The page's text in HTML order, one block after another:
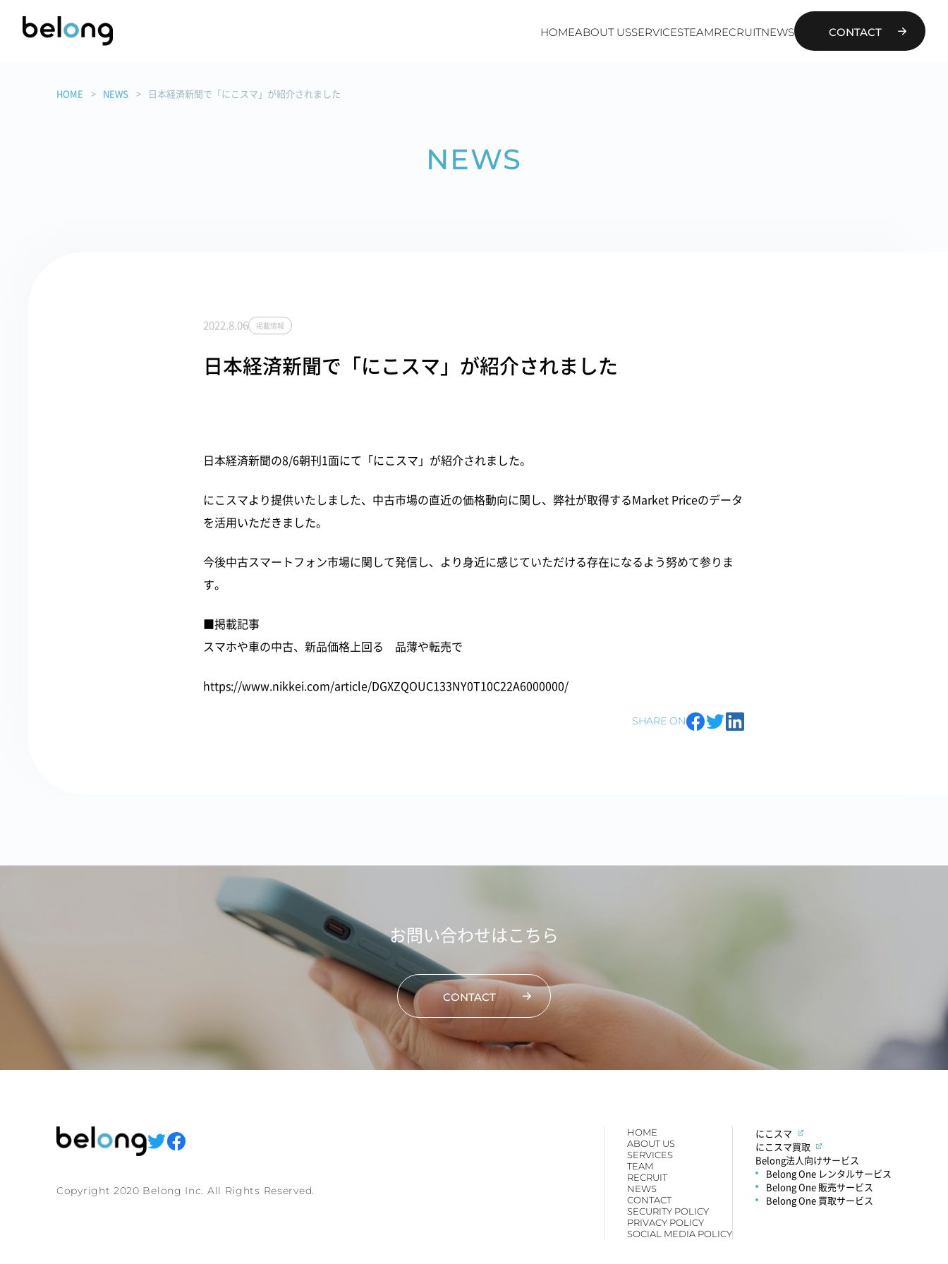
HOMEABOUT USSERVICESTEAMRECRUITNEWS CONTACT
HOME NEWS 日本経済新聞で「にこスマ」が紹介されました
NEWS
2022.8.06 掲載情報
日本経済新聞で「にこスマ」が紹介されました
日本経済新聞の8/6朝刊1面にて「にこスマ」が紹介されました。
にこスマより提供いたしました、中古市場の直近の価格動向に関し、弊社が取得するMarket Priceのデータ
を活用いただきました。
今後中古スマートフォン市場に関して発信し、より身近に感じていただける存在になるよう努めて参りま
す。
■掲載記事
スマホや車の中古、新品価格上回る 品薄や転売で
https://www.nikkei.com/article/DGXZQOUC133NY0T10C22A6000000/
SHARE ON
お問い合わせはこちら
CONTACT
Copyright 2020 Belong Inc. All Rights Reserved.
HOME
ABOUT US
SERVICES
TEAM
RECRUIT
NEWS
CONTACT
SECURITY POLICY
PRIVACY POLICY
SOCIAL MEDIA POLICY
にこスマ
にこスマ買取
Belong法人向けサービス
Belong One レンタルサービス
Belong One 販売サービス
Belong One 買取サービス